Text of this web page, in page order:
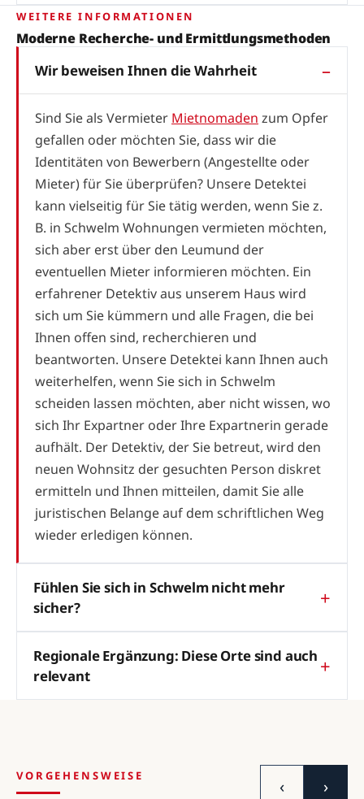
WEITERE INFORMATIONEN
Moderne Recherche- und Ermittlungsmethoden
Wir beweisen Ihnen die Wahrheit
Sind Sie als Vermieter Mietnomaden zum Opfer
gefallen oder möchten Sie, dass wir die
Identitäten von Bewerbern (Angestellte oder
Mieter) für Sie überprüfen? Unsere Detektei
kann vielseitig für Sie tätig werden, wenn Sie z.
B. in Schwelm Wohnungen vermieten möchten,
sich aber erst über den Leumund der
eventuellen Mieter informieren möchten. Ein
erfahrener Detektiv aus unserem Haus wird
sich um Sie kümmern und alle Fragen, die bei
Ihnen offen sind, recherchieren und
beantworten. Unsere Detektei kann Ihnen auch
weiterhelfen, wenn Sie sich in Schwelm
scheiden lassen möchten, aber nicht wissen, wo
sich Ihr Expartner oder Ihre Expartnerin gerade
aufhält. Der Detektiv, der Sie betreut, wird den
neuen Wohnsitz der gesuchten Person diskret
ermitteln und Ihnen mitteilen, damit Sie alle
juristischen Belange auf dem schriftlichen Weg
wieder erledigen können.
Fühlen Sie sich in Schwelm nicht mehr
sicher?
Regionale Ergänzung: Diese Orte sind auch
relevant
VORGEHENSWEISE ‹ ›